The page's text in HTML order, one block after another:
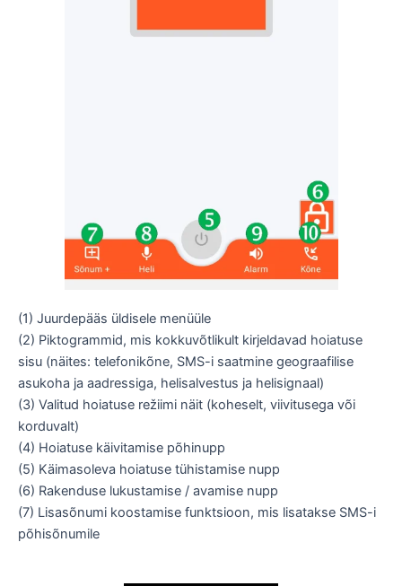
(1) Juurdepääs üldisele menüüle
(2) Piktogrammid, mis kokkuvõtlikult kirjeldavad hoiatuse
sisu (näites: telefonikõne, SMS-i saatmine geograafilise
asukoha ja aadressiga, helisalvestus ja helisignaal)
(3) Valitud hoiatuse režiimi näit (koheselt, viivitusega või
korduvalt)
(4) Hoiatuse käivitamise põhinupp
(5) Käimasoleva hoiatuse tühistamise nupp
(6) Rakenduse lukustamise / avamise nupp
(7) Lisasõnumi koostamise funktsioon, mis lisatakse SMS-i
põhisõnumile